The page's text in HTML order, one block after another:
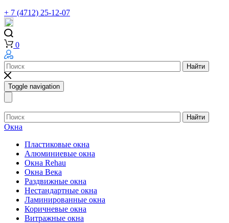
+ 7 (4712) 25-12-07
0
Найти
Toggle navigation
Найти
Окна
Пластиковые окна
Алюминиевые окна
Окна Rehau
Окна Века
Раздвижные окна
Нестандартные окна
Ламинированные окна
Коричневые окна
Витражные окна